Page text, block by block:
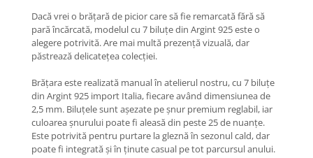
Coliere cu Zodii
Coliere cu Flori
Coliere cu Animale
Coliere Diverse
BRĂȚĂRI
BRĂȚĂRI CU ȘNUR REGLABIL
Brățări din Aur cu șnur reglabil
Dacă vrei o brățară de picior care să fie remarcată fără să
pară încărcată, modelul cu 7 biluțe din Argint 925 este o
alegere potrivită. Are mai multă prezență vizuală, dar
păstrează delicatețea colecției.
Brățara este realizată manual în atelierul nostru, cu 7 biluțe
din Argint 925 import Italia, fiecare având dimensiunea de
2,5 mm. Biluțele sunt așezate pe șnur premium reglabil, iar
culoarea șnurului poate fi aleasă din peste 25 de nuanțe.
Este potrivită pentru purtare la gleznă în sezonul cald, dar
poate fi integrată și în ținute casual pe tot parcursul anului.